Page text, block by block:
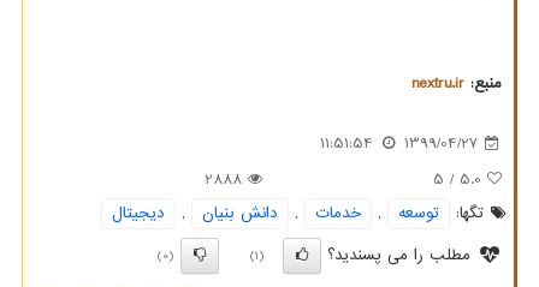
منبع: nextru.ir
1399/04/27
11:51:54
5.0
/ 5
2888
تگها:
توسعه , خدمات , دانش بنیان ,
دیجیتال
مطلب را می پسندید؟
(1)
(0)